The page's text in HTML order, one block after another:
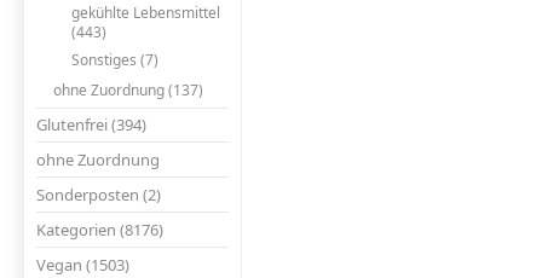
gekühlte Lebensmittel
(443)
Sonstiges (7)
ohne Zuordnung (137)
Glutenfrei (394)
ohne Zuordnung
Sonderposten (2)
Kategorien (8176)
Vegan (1503)